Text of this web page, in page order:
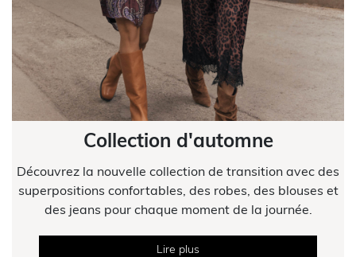
Collection d'automne
Découvrez la nouvelle collection de transition avec des
superpositions confortables, des robes, des blouses et
des jeans pour chaque moment de la journée.
Lire plus